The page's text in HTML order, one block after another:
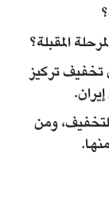
المقبلة؟
تخفيف تركيز
ومن